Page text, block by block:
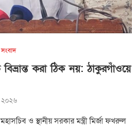
সংবাদ
করা ঠিক নয়: ঠাকুরগাঁওয়ে
ও স্থানীয় সরকার মন্ত্রী মির্জা ফখরুল